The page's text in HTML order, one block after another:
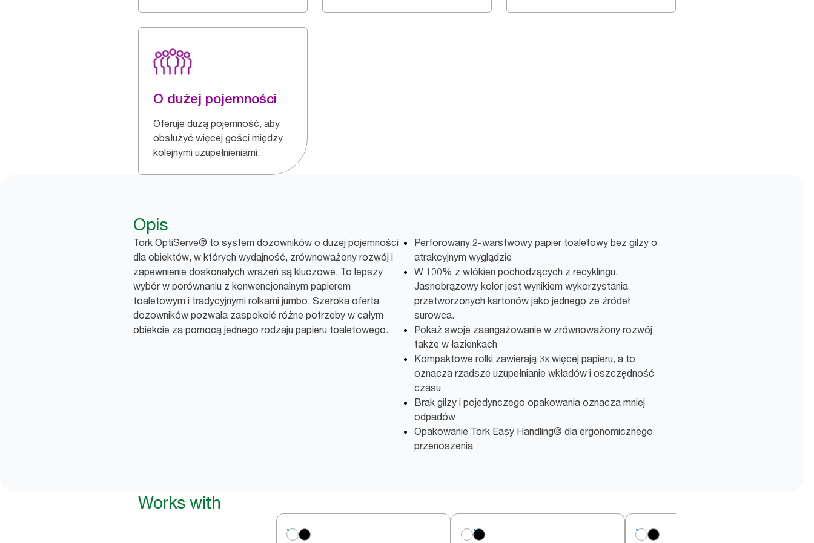
O dużej pojemności
Oferuje dużą pojemność, aby
obsłużyć więcej gości między
kolejnymi uzupełnieniami.
Opis
Tork OptiServe® to system dozowników o dużej pojemności
dla obiektów, w których wydajność, zrównoważony rozwój i
zapewnienie doskonałych wrażeń są kluczowe. To lepszy
wybór w porównaniu z konwencjonalnym papierem
toaletowym i tradycyjnymi rolkami jumbo. Szeroka oferta
dozowników pozwala zaspokoić różne potrzeby w całym
obiekcie za pomocą jednego rodzaju papieru toaletowego.
Perforowany 2-warstwowy papier toaletowy bez gilzy o
atrakcyjnym wyglądzie
W 100% z włókien pochodzących z recyklingu.
Jasnobrązowy kolor jest wynikiem wykorzystania
przetworzonych kartonów jako jednego ze źródeł
surowca.
Pokaż swoje zaangażowanie w zrównoważony rozwój
także w łazienkach
Kompaktowe rolki zawierają 3x więcej papieru, a to
oznacza rzadsze uzupełnianie wkładów i oszczędność
czasu
Brak gilzy i pojedynczego opakowania oznacza mniej
odpadów
Opakowanie Tork Easy Handling® dla ergonomicznego
przenoszenia
Works with